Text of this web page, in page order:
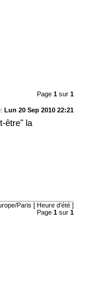
Page 1sur 1
Lun 20 Sep 2010 22:21
être" la
Paris [ Heure d’été ]
Page 1sur 1